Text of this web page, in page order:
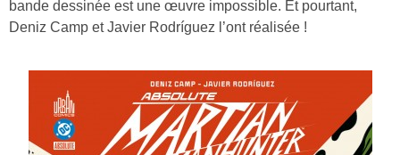
bande dessinée est une œuvre impossible. Et pourtant,
Deniz Camp et Javier Rodríguez l’ont réalisée !